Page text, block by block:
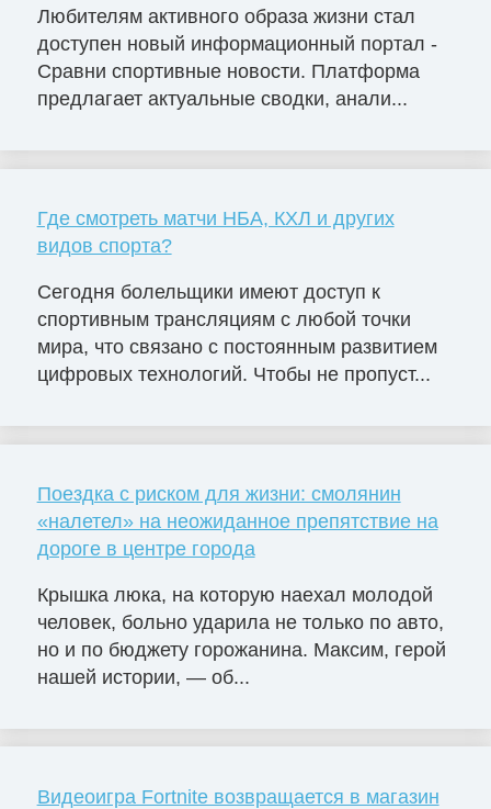
Любителям активного образа жизни стал
доступен новый информационный портал -
Сравни спортивные новости. Платформа
предлагает актуальные сводки, анали...
Где смотреть матчи НБА, КХЛ и других
видов спорта?
Сегодня болельщики имеют доступ к
спортивным трансляциям с любой точки
мира, что связано с постоянным развитием
цифровых технологий. Чтобы не пропуст...
Поездка с риском для жизни: смолянин
«налетел» на неожиданное препятствие на
дороге в центре города
Крышка люка, на которую наехал молодой
человек, больно ударила не только по авто,
но и по бюджету горожанина. Максим, герой
нашей истории, — об...
Видеоигра Fortnite возвращается в магазин